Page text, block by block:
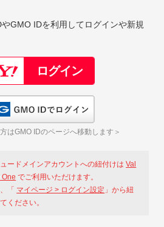
GMO IDを利用してログインや新規
はGMO IDのページへ移動します＞
ードメインアカウントへの紐付けはVal
でご利用いただけます。
「 マイページ > ログイン設定 」から紐
ください。